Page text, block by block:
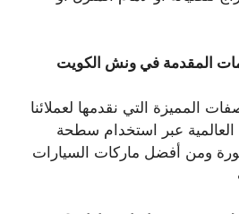
المقدمة في ونش الكويت
المميزة التي نقدمها لعملائنا
العالمية عبر استخدام سطحة
ومن أفضل ماركات السيارات